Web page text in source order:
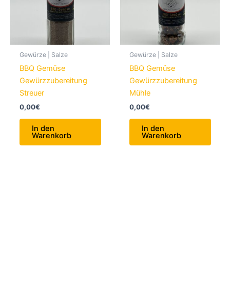
Gewürze | Salze
BBQ Gemüse
Gewürzzubereitung
Streuer
0,00€
In den
Warenkorb
Gewürze | Salze
BBQ Gemüse
Gewürzzubereitung
Mühle
0,00€
In den
Warenkorb